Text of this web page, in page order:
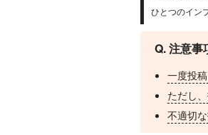
ひとつのイン
Q. 注意事
一度投
ただし
不適切